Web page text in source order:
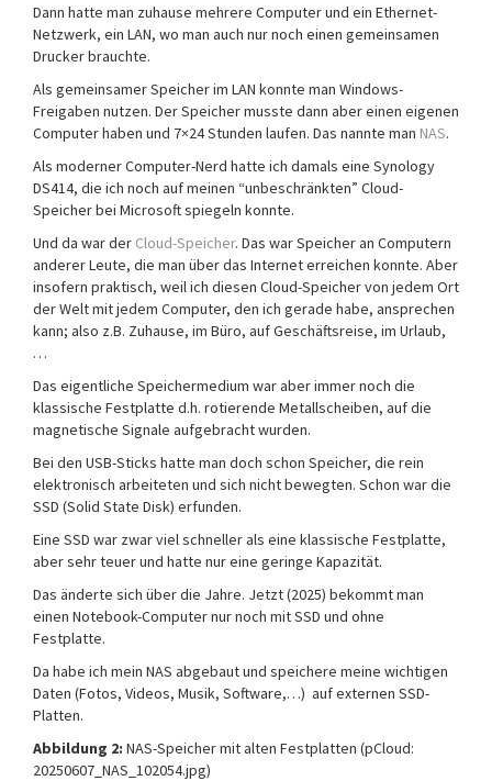
Dann hatte man zuhause mehrere Computer und ein Ethernet-
Netzwerk, ein LAN, wo man auch nur noch einen gemeinsamen
Drucker brauchte.
Als gemeinsamer Speicher im LAN konnte man Windows-
Freigaben nutzen. Der Speicher musste dann aber einen eigenen
Computer haben und 7×24 Stunden laufen. Das nannte man NAS.
Als moderner Computer-Nerd hatte ich damals eine Synology
DS414, die ich noch auf meinen “unbeschränkten” Cloud-
Speicher bei Microsoft spiegeln konnte.
Und da war der Cloud-Speicher. Das war Speicher an Computern
anderer Leute, die man über das Internet erreichen konnte. Aber
insofern praktisch, weil ich diesen Cloud-Speicher von jedem Ort
der Welt mit jedem Computer, den ich gerade habe, ansprechen
kann; also z.B. Zuhause, im Büro, auf Geschäftsreise, im Urlaub,
…
Das eigentliche Speichermedium war aber immer noch die
klassische Festplatte d.h. rotierende Metallscheiben, auf die
magnetische Signale aufgebracht wurden.
Bei den USB-Sticks hatte man doch schon Speicher, die rein
elektronisch arbeiteten und sich nicht bewegten. Schon war die
SSD (Solid State Disk) erfunden.
Eine SSD war zwar viel schneller als eine klassische Festplatte,
aber sehr teuer und hatte nur eine geringe Kapazität.
Das änderte sich über die Jahre. Jetzt (2025) bekommt man
einen Notebook-Computer nur noch mit SSD und ohne
Festplatte.
Da habe ich mein NAS abgebaut und speichere meine wichtigen
Daten (Fotos, Videos, Musik, Software,…) auf externen SSD-
Platten.
Abbildung 2: NAS-Speicher mit alten Festplatten (pCloud:
20250607_NAS_102054.jpg)